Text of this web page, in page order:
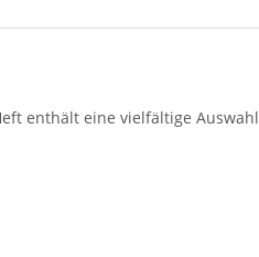
enthält eine vielfältige Auswahl